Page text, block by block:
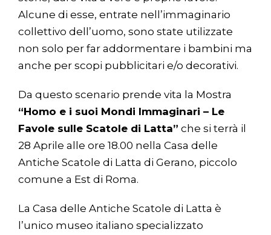
Alcune di esse, entrate nell’immaginario
collettivo dell’uomo, sono state utilizzate
non solo per far addormentare i bambini ma
anche per scopi pubblicitari e/o decorativi.
Da questo scenario prende vita la Mostra
“Homo e i suoi Mondi Immaginari – Le
Favole sulle Scatole di Latta” che si terrà il
28 Aprile alle ore 18.00 nella Casa delle
Antiche Scatole di Latta di Gerano, piccolo
comune a Est di Roma.
La Casa delle Antiche Scatole di Latta è
l’unico museo italiano specializzato